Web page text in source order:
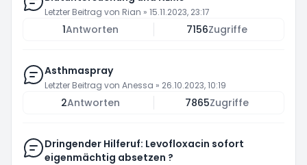
Letzter Beitrag von Rian » 15.11.2023, 23:17
1Antworten 7156Zugriffe
Asthmaspray
Letzter Beitrag von Anessa » 26.10.2023, 10:19
2Antworten 7865Zugriffe
Dringender Hilferuf: Levofloxacin sofort
eigenmächtig absetzen ?